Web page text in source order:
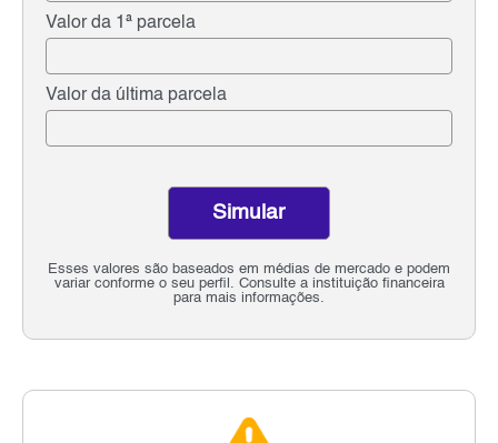
Valor da 1ª parcela
Valor da última parcela
Esses valores são baseados em médias de mercado e podem
variar conforme o seu perfil. Consulte a instituição financeira
para mais informações.
Simular